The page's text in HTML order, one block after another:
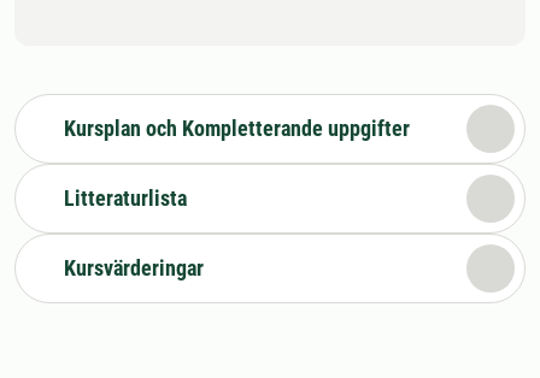
Kursplan och Kompletterande uppgifter
Litteraturlista
Kursvärderingar